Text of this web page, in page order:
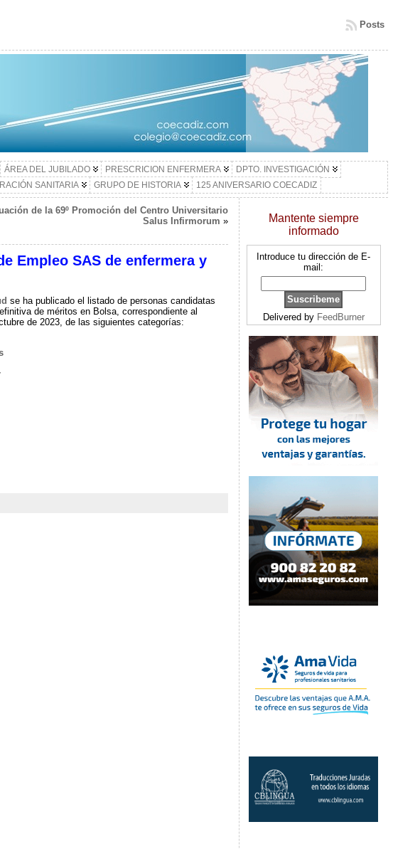
Posts
ÁREA DEL JUBILADO PRESCRICION ENFERMERA
DPTO. INVESTIGACIÓN
SANITARIA GRUPO DE HISTORIA 125 ANIVERSARIO COECADIZ
de la 69º Promoción del Centro Universitario
Salus Infirmorum »
Empleo SAS de enfermera y
se ha publicado el listado de personas candidatas
de méritos en Bolsa, correspondiente al
de 2023, de las siguientes categorías:
Mantente siempre
informado
Introduce tu dirección de E-
mail:
Delivered by FeedBurner